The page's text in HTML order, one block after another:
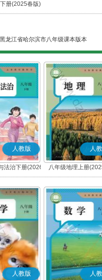
册(2025春版)
编版)
黑龙江省哈尔滨市八年级课本版本
人教版
法治下册(2026
部编版)
人
八年级地理上册
人教版 人